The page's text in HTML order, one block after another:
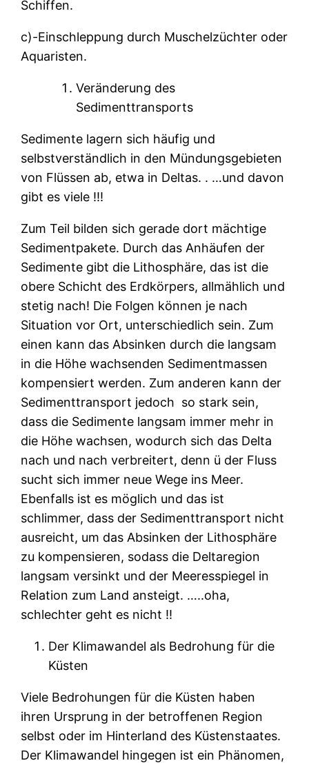
Schiffen.
c)-Einschleppung durch Muschelzüchter oder
Aquaristen.
Veränderung des
Sedimenttransports
Sedimente lagern sich häufig und
selbstverständlich in den Mündungsgebieten
von Flüssen ab, etwa in Deltas. . …und davon
gibt es viele !!!
Zum Teil bilden sich gerade dort mächtige
Sedimentpakete. Durch das Anhäufen der
Sedimente gibt die Lithosphäre, das ist die
obere Schicht des Erdkörpers, allmählich und
stetig nach! Die Folgen können je nach
Situation vor Ort, unterschiedlich sein. Zum
einen kann das Absinken durch die langsam
in die Höhe wachsenden Sedimentmassen
kompensiert werden. Zum anderen kann der
Sedimenttransport jedoch so stark sein,
dass die Sedimente langsam immer mehr in
die Höhe wachsen, wodurch sich das Delta
nach und nach verbreitert, denn ü der Fluss
sucht sich immer neue Wege ins Meer.
Ebenfalls ist es möglich und das ist
schlimmer, dass der Sedimenttransport nicht
ausreicht, um das Absinken der Lithosphäre
zu kompensieren, sodass die Deltaregion
langsam versinkt und der Meeresspiegel in
Relation zum Land ansteigt. …..oha,
schlechter geht es nicht ‼
Der Klimawandel als Bedrohung für die
Küsten
Viele Bedrohungen für die Küsten haben
ihren Ursprung in der betroffenen Region
selbst oder im Hinterland des Küstenstaates.
Der Klimawandel hingegen ist ein Phänomen,